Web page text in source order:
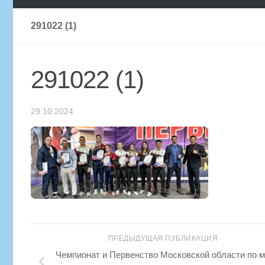
291022 (1)
291022 (1)
29.10.2024
ПРЕДЫДУЩАЯ ПУБЛИКАЦИЯ
Чемпионат и Первенство Московской области по